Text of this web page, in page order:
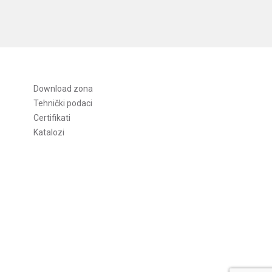
Download zona
Tehnički podaci
Certifikati
Katalozi